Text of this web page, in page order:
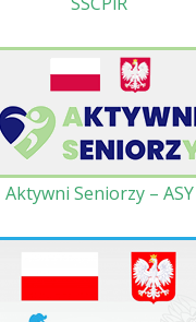
Aktywni Seniorzy – ASY